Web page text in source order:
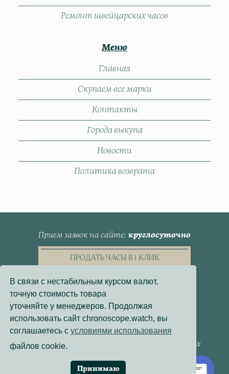
Ремонт швейцарских часов
Меню
Главная
Скупаем все марки
Контакты
Города выкупа
Новости
Политика возврата
Прием заявок на сайте круглосуточно
ПРОДАТЬ ЧАСЫ В 1 КЛИК
Пользовательское Соглашение
Политика конфиденциальности
Согласие на обработку персональных данных
Политика использования файлов cookie
В связи с нестабильным курсом валют,
точную стоимость товара
уточняйте у менеджеров. Продолжая
использовать сайт chronoscope.watch, вы
соглашаетесь сусловиями использования
файлов cookie.
Принимаю